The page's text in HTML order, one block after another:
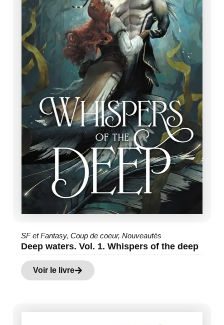
SF et Fantasy, Coup de coeur, Nouveautés
Deep waters. Vol. 1. Whispers of the deep
Voir le livre